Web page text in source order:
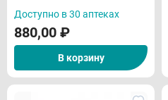
Доступно в 30 аптеках
880,00 ₽
В корзину